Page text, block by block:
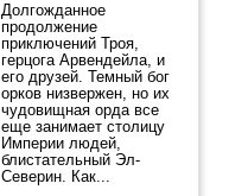
Долгожданное
продолжение
приключений Троя,
герцога Арвендейла, и
его друзей. Темный бог
орков низвержен, но их
чудовищная орда все
еще занимает столицу
Империи людей,
блистательный Эл-
Северин. Как...